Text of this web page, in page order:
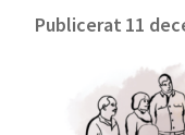
Publicerat 11